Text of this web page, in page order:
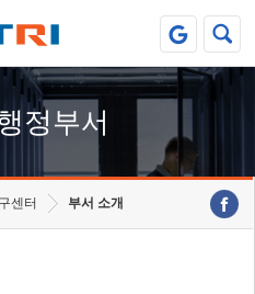
정부서
센터 부서 소개